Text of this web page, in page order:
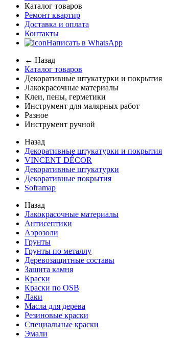
Каталог товаров
Ремонт квартир
Доставка и оплата
Контакты
Написать в WhatsApp
← Назад
Каталог товаров
Декоративные штукатурки и покрытия
Лакокрасочные материалы
Клеи, пены, герметики
Инструмент для малярных работ
Разное
Инструмент ручной
Назад
Декоративные штукатурки и покрытия
VINCENT DÉCOR
Декоративные штукатурки
Декоративные покрытия
Soframap
Назад
Лакокрасочные материалы
Антисептики
Аэрозоли
Грунты
Грунты по металлу
Деревозащитные составы
Защита камня
Краски
Краски по OSB
Лаки
Масла для дерева
Резиновые краски
Специальные краски
Эмали